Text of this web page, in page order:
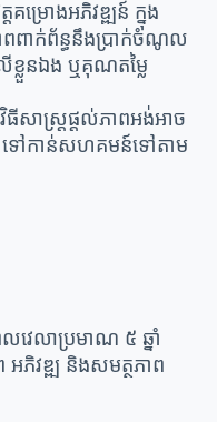
រោងអភិវឌ្ឍន៍ ក្នុង
ាក់ព័ន្ធនឹងប្រាក់ចំណូល
ើខ្លួនឯង ឬគុណតម្លៃ
ធីសាស្ត្រផ្ដល់ភាពអង់អាច
ាទៅកាន់សហគមន៍ទៅតាម
លាប្រមាណ ៥ ឆ្នាំ
ព អភិវឌ្ឍ និងសមត្ថភាព